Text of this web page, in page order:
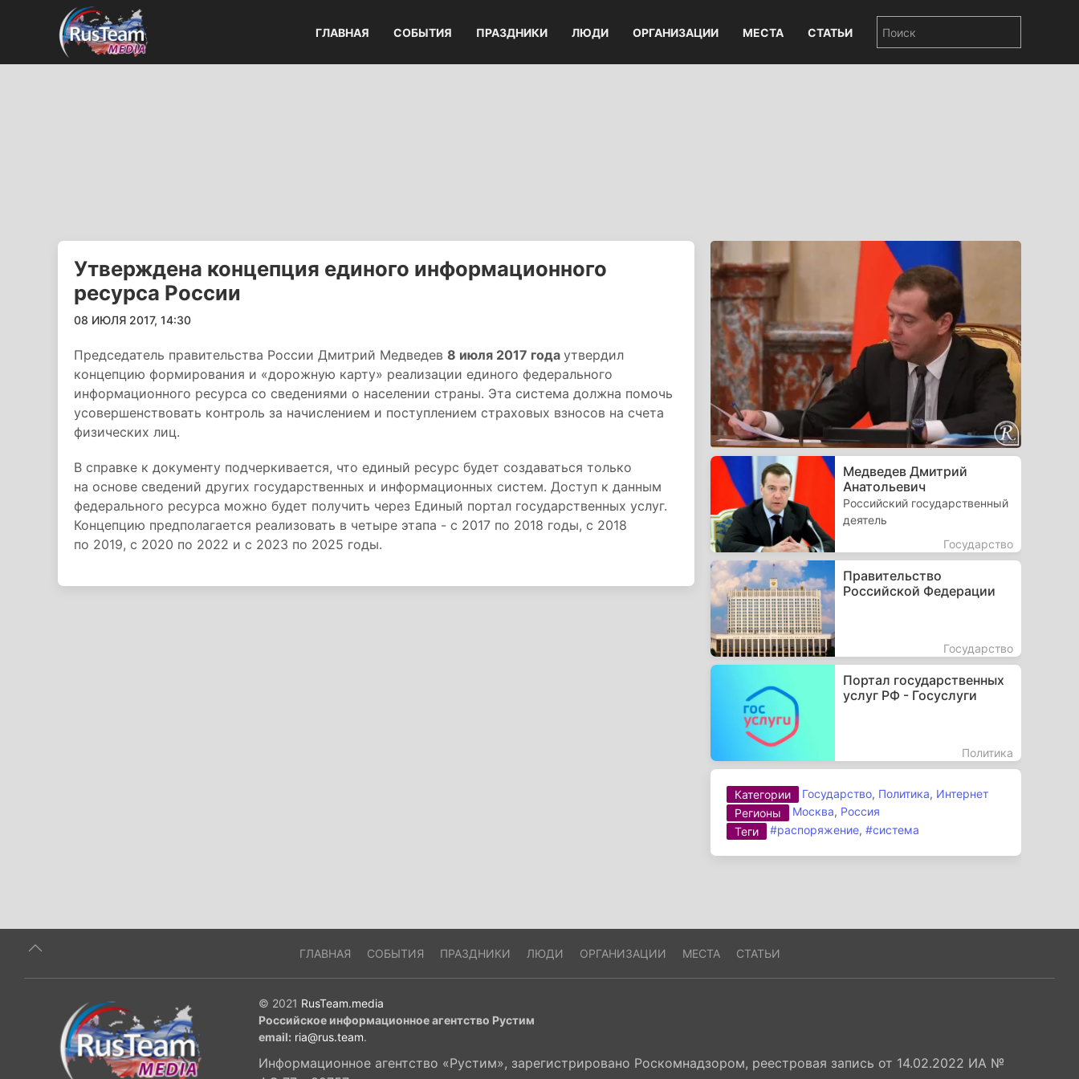
ГЛАВНАЯ СОБЫТИЯ ПРАЗДНИКИ ЛЮДИ ОРГАНИЗАЦИИ МЕСТА СТАТЬИ
Утверждена концепция единого информационного
ресурса России
08 ИЮЛЯ 2017, 14:30
Председатель правительства России Дмитрий Медведев 8 июля 2017 года утвердил
концепцию формирования и «дорожную карту» реализации единого федерального
информационного ресурса со сведениями о населении страны. Эта система должна помочь
усовершенствовать контроль за начислением и поступлением страховых взносов на счета
физических лиц.
В справке к документу подчеркивается, что единый ресурс будет создаваться только
на основе сведений других государственных и информационных систем. Доступ к данным
федерального ресурса можно будет получить через Единый портал государственных услуг.
Концепцию предполагается реализовать в четыре этапа - с 2017 по 2018 годы, с 2018
по 2019, с 2020 по 2022 и с 2023 по 2025 годы.
Медведев Дмитрий
Анатольевич
Российский государственный
деятель
Государство
Правительство
Российской Федерации
Государство
Портал государственных
услуг РФ - Госуслуги
Политика
Категории Государство, Политика, Интернет
Регионы
Москва, Россия
Теги
#распоряжение,#система
ГЛАВНАЯ СОБЫТИЯ ПРАЗДНИКИ ЛЮДИ ОРГАНИЗАЦИИ МЕСТА СТАТЬИ
© 2021 RusTeam.media
Российское информационное агентство Рустим
email: ria@rus.team.
Информационное агентство «Рустим», зарегистрировано Роскомнадзором, реестровая запись от 14.02.2022 ИА №